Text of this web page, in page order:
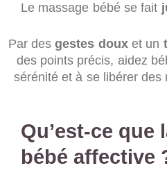
Le massage bébé se fait
Par desgestes douxet un
des points précis, aidez
sérénité et à se libérer des
Qu’est-ce que
bébé affective